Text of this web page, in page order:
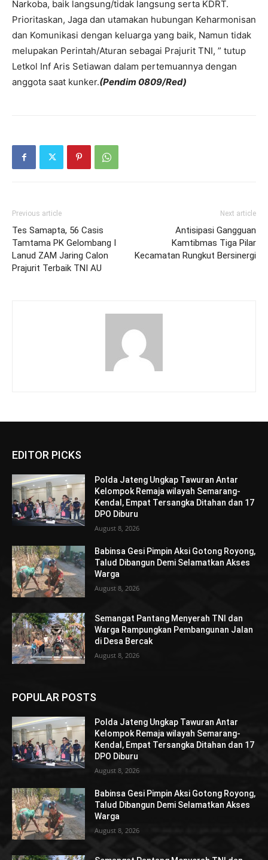
Narkoba, baik langsung/tidak langsung serta KDRT.
Prioritaskan, Jaga dan utamakan hubungan Keharmonisan
dan Komunikasi dengan keluarga yang baik, Namun tidak
melupakan Perintah/Aturan sebagai Prajurit TNI, ” tutup
Letkol Inf Aris Setiawan dalam pertemuannya dengan
anggota saat kunker.(Pendim 0809/Red)
Previous article
Tes Samapta, 56 Casis
Tamtama PK Gelombang I
Lanud ZAM Jaring Calon
Prajurit Terbaik TNI AU
Next article
Antisipasi Gangguan
Kamtibmas Tiga Pilar
Kecamatan Rungkut Bersinergi
EDITOR PICKS
Polda Jateng Ungkap Tawuran Antar
Kelompok Remaja wilayah Semarang-
Kendal, Empat Tersangka Ditahan dan 17
DPO Diburu
August 8, 2026
Babinsa Gesi Pimpin Aksi Gotong Royong,
Talud Dibangun Demi Selamatkan Akses
Warga
August 8, 2026
Semangat Pantang Menyerah TNI dan
Warga Rampungkan Pembangunan Jalan
di Desa Bercak
August 8, 2026
POPULAR POSTS
Polda Jateng Ungkap Tawuran Antar
Kelompok Remaja wilayah Semarang-
Kendal, Empat Tersangka Ditahan dan 17
DPO Diburu
August 8, 2026
Babinsa Gesi Pimpin Aksi Gotong Royong,
Talud Dibangun Demi Selamatkan Akses
Warga
August 8, 2026